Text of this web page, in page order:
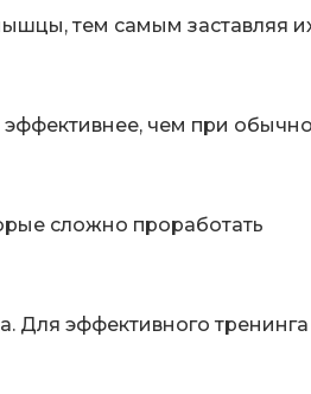
тем самым заставляя
чем при
сложно проработать
Для эффективного